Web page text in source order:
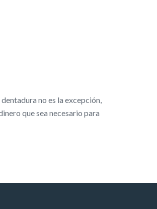
no es la excepción,
que sea necesario para